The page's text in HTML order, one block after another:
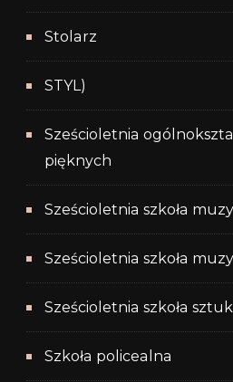
Stolarz
STYL)
Sześcioletnia
pięknych
Sześcioletnia szkoła
Sześcioletnia szkoła
Sześcioletnia szkoła
Szkoła policealna